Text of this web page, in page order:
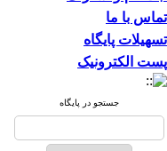
تماس با ما
تسهیلات پایگاه
پست الکترونیک
جستجو در پایگاه